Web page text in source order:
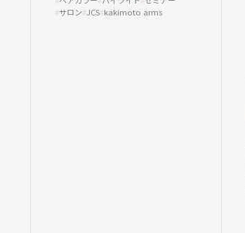
サロン JCS kakimoto arms